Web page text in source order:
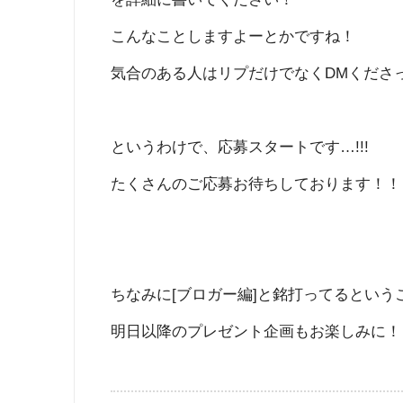
こんなことしますよーとかですね！
気合のある人はリプだけでなくDMくださ
というわけで、応募スタートです…!!!
たくさんのご応募お待ちしております！！
ちなみに[ブロガー編]と銘打ってるとい
明日以降のプレゼント企画もお楽しみに！